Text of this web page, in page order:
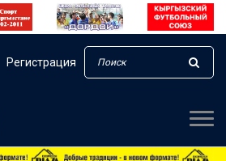
Регистрация